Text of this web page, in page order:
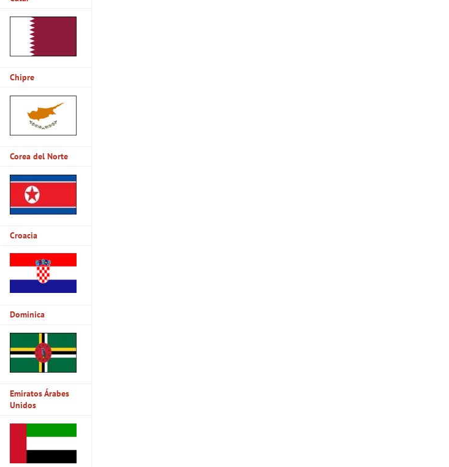
Chipre
Corea del Norte
Croacia
Dominica
Emiratos Árabes
Unidos